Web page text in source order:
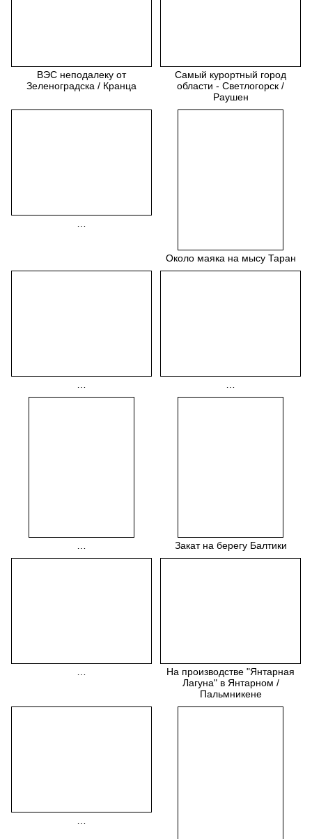
ВЭС неподалеку от
Зеленоградска / Кранца
Самый курортный город
области - Светлогорск /
Раушен
Около маяка на мысу Таран
Закат на берегу Балтики
На производстве "Янтарная
Лагуна" в Янтарном /
Пальмникене